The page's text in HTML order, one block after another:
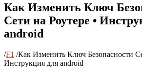
Как Изменить Ключ
Сети на Роутере •
android
/F1 /Как Изменить Ключ Безопасности
Инструкция для android